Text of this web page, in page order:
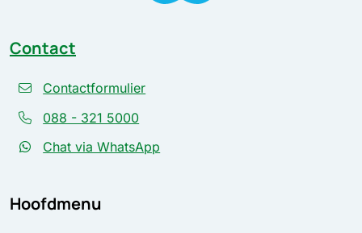
Contact
Contactformulier
088 - 321 5000
Chat via WhatsApp
Hoofdmenu